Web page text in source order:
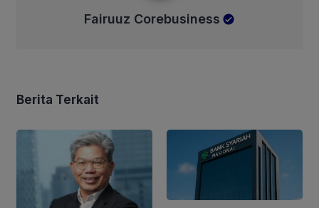
Fairuuz Corebusiness
Berita Terkait